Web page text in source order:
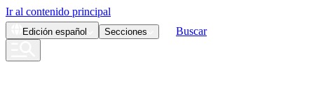
Ir al contenido principal
Edición español Secciones Buscar